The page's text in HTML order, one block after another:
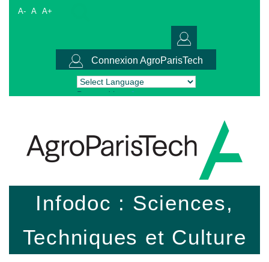
A- A A+
Connexion AgroParisTech
Powered by Translate
Infodoc : Sciences,
Techniques et Culture